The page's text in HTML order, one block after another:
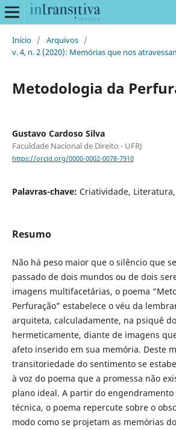
Início / Arquivos /
v. 4, n. 2 (2020): Memórias que nos
Metodologia da
Gustavo Cardoso Silva
Faculdade Nacional de Direito - UFRJ
https://orcid.org/0000-0002-0078-7910
Palavras-chave: Criatividade, Literatura,
Resumo
Não há peso maior que o silêncio que
passado de dois mundos ou de dois
imagens multifacetárias, o poema
Perfuração” estabelece o véu da
arquiteta, calculadamente, na psiquê
hermeticamente, diante de imagens
afeto inserido em sua memória. Deste
transitoriedade do sentimento se
à voz do poema que a promessa não
plano ideal. A partir do
técnica, o poema repercute sobre o
modo como se projetam as memórias